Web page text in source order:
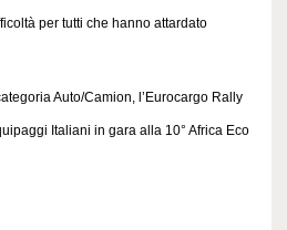
per tutti che hanno attardato
Auto/Camion, l’Eurocargo Rally
Italiani in gara alla 10° Africa Eco